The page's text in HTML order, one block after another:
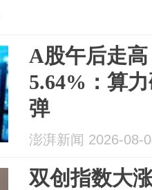
A股午后走
5.64%：算
弹
澎湃新闻 2026-08-
双创指数大